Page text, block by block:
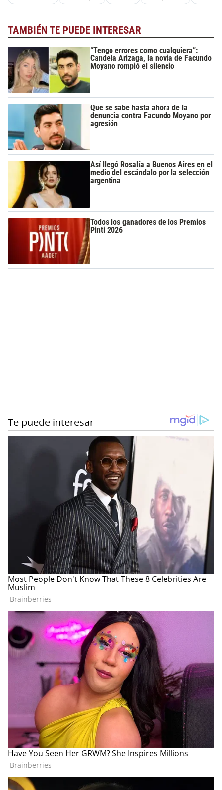
TAMBIÉN TE PUEDE INTERESAR
“Tengo errores como cualquiera”:
Candela Arizaga, la novia de Facundo
Moyano rompió el silencio
Qué se sabe hasta ahora de la
denuncia contra Facundo Moyano por
agresión
Así llegó Rosalía a Buenos Aires en el
medio del escándalo por la selección
argentina
Todos los ganadores de los Premios
Pinti 2026